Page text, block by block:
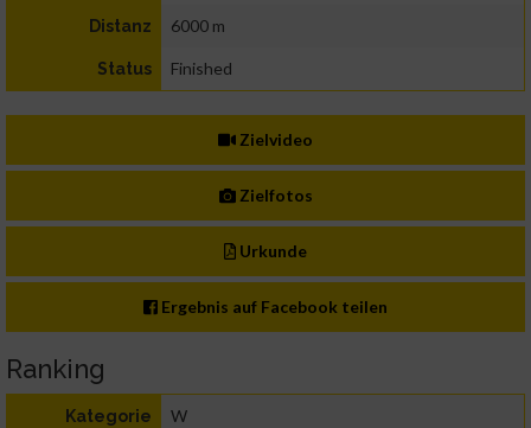
Distanz 6000 m
Status Finished
Zielvideo
Zielfotos
Urkunde
Ergebnis auf Facebook teilen
Ranking
Kategorie W